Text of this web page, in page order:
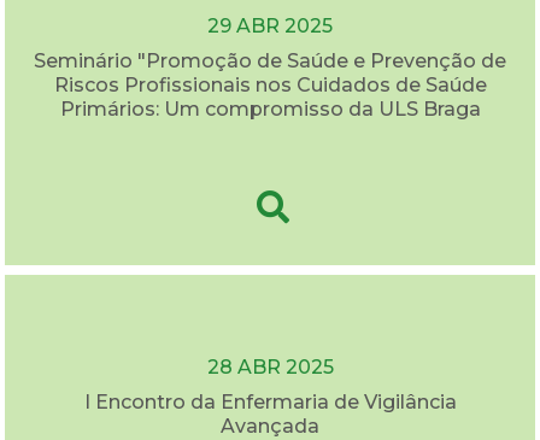
29 ABR 2025
Seminário "Promoção de Saúde e Prevenção de
Riscos Profissionais nos Cuidados de Saúde
Primários: Um compromisso da ULS Braga
28 ABR 2025
I Encontro da Enfermaria de Vigilância
Avançada